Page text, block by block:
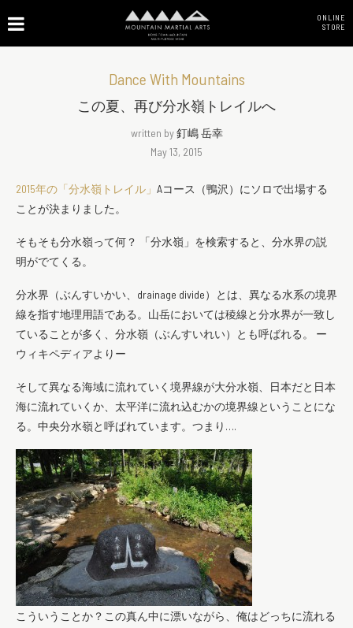
ONLINE
STORE
Dance With Mountains
この夏、再び分水嶺トレイルへ
written by釘嶋 岳幸
May 13, 2015
2015年の「分水嶺トレイル」 Aコース（鴨沢）にソロで出場する
ことが決まりました。
そもそも分水嶺って何？ 「分水嶺」を検索すると、分水界の説
明がでてくる。
分水界（ぶんすいかい、drainage divide）とは、異なる水系の境界
線を指す地理用語である。山岳においては稜線と分水界が一致し
ていることが多く、分水嶺（ぶんすいれい）とも呼ばれる。 ー
ウィキペディアよりー
そして異なる海域に流れていく境界線が大分水嶺、日本だと日本
海に流れていくか、太平洋に流れ込むかの境界線ということにな
る。中央分水嶺と呼ばれています。つまり….
こういうことか？この真ん中に漂いながら、俺はどっちに流れる